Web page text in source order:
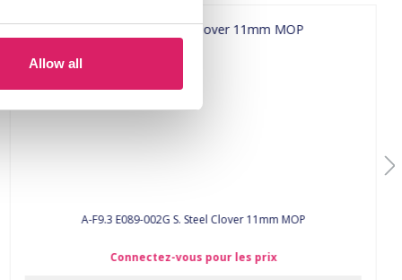
Allow all
A-F9.3 E089-002G S. Steel Clover 11mm MOP
Connectez-vous pour les prix